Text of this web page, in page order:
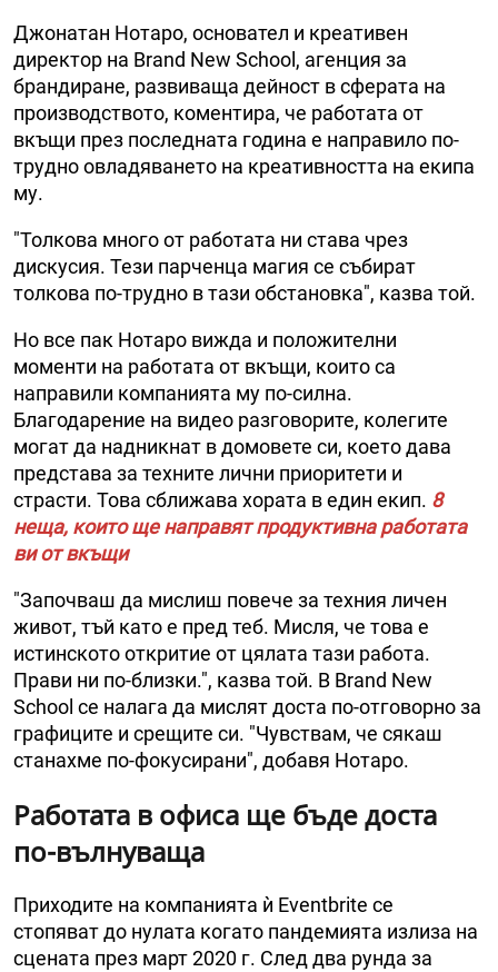
Джонатан Нотаро, основател и креативен
директор на Brand New School, агенция за
брандиране, развиваща дейност в сферата на
производството, коментира, че работата от
вкъщи през последната година е направило по-
трудно овладяването на креативността на екипа
му.
"Толкова много от работата ни става чрез
дискусия. Тези парченца магия се събират
толкова по-трудно в тази обстановка", казва той.
Но все пак Нотаро вижда и положителни
моменти на работата от вкъщи, които са
направили компанията му по-силна.
Благодарение на видео разговорите, колегите
могат да надникнат в домовете си, което дава
представа за техните лични приоритети и
страсти. Това сближава хората в един екип. 8
неща, които ще направят продуктивна работата
ви от вкъщи
"Започваш да мислиш повече за техния личен
живот, тъй като е пред теб. Мисля, че това е
истинското откритие от цялата тази работа.
Прави ни по-близки.", казва той. В Brand New
School се налага да мислят доста по-отговорно за
графиците и срещите си. "Чувствам, че сякаш
станахме по-фокусирани", добавя Нотаро.
Работата в офиса ще бъде доста
по-вълнуваща
Приходите на компанията ѝ Eventbrite се
стопяват до нулата когато пандемията излиза на
сцената през март 2020 г. След два рунда за